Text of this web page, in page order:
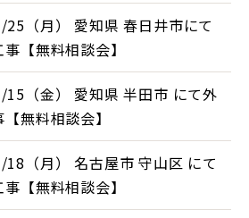
25（月） 愛知県 春日井市にて
【無料相談会】
15（金） 愛知県 半田市 にて外
無料相談会】
18（月） 名古屋市 守山区 にて
【無料相談会】